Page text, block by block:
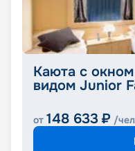
Каюта с
видом Junior
от 148 633 ₽ /чел